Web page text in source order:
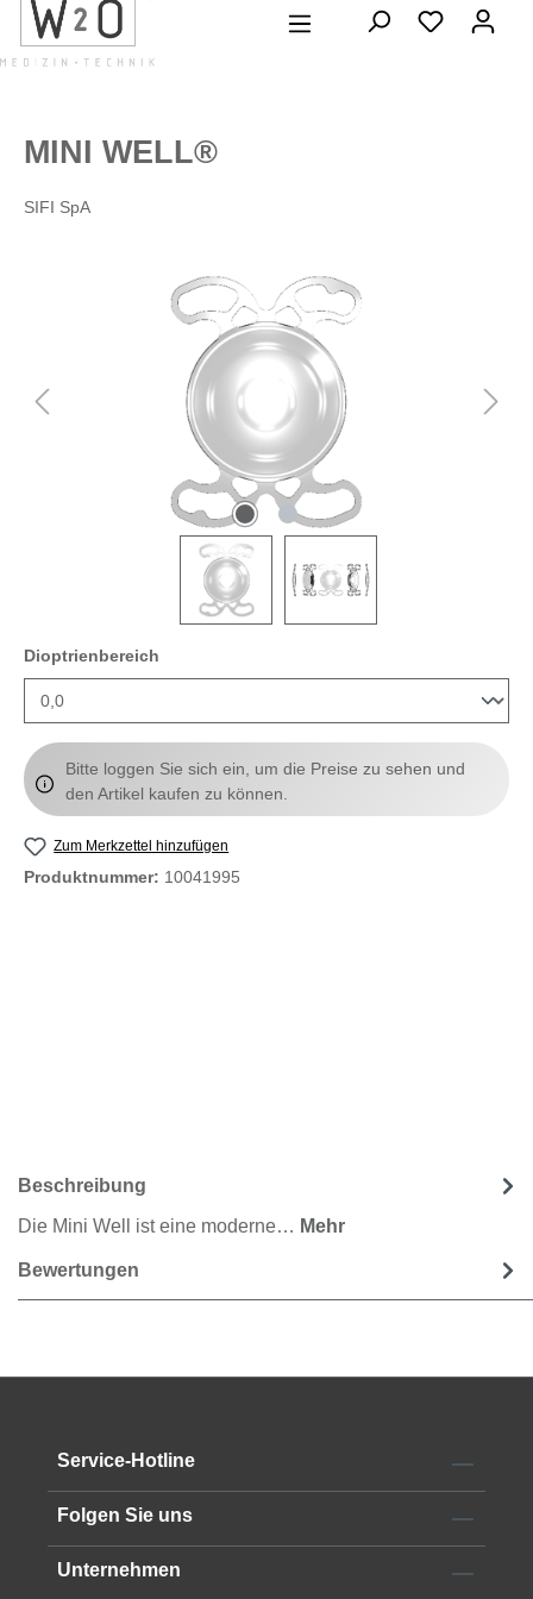
springen
MINI WELL®
SIFI SpA
Bildergalerie überspringen
Dioptrienbereich
Bitte loggen Sie sich ein, um die Preise zu sehen und
den Artikel kaufen zu können.
Zum Merkzettel hinzufügen
Produktnummer: 10041995
Beschreibung
Die Mini Well ist eine moderne… Mehr
Bewertungen
Service-Hotline
Folgen Sie uns
Unternehmen